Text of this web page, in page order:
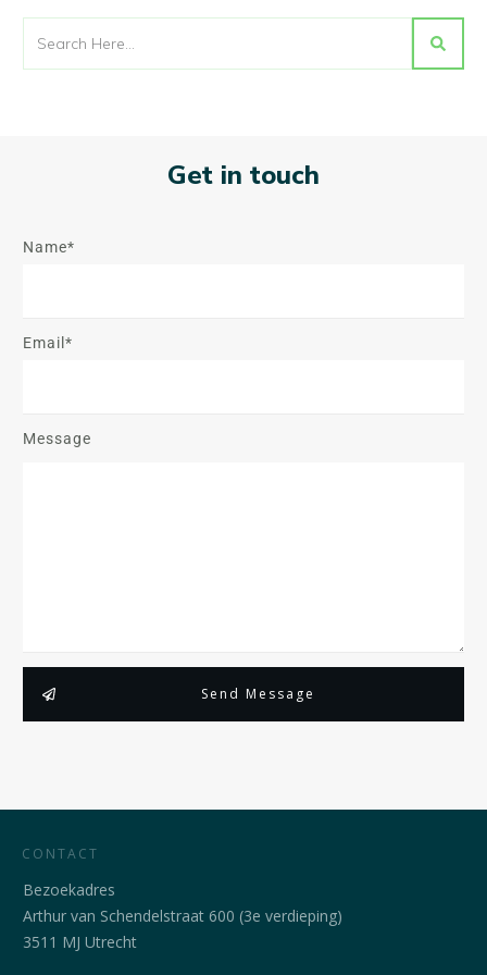
Get in touch
Name*
Email*
Message
Send Message
CONTACT
Bezoekadres
Arthur van Schendelstraat 600 (3e verdieping)
3511 MJ Utrecht